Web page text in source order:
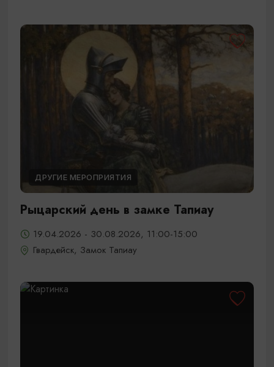
ДРУГИЕ МЕРОПРИЯТИЯ
Рыцарский день в замке Тапиау
19.04.2026 - 30.08.2026, 11:00-15:00
Гвардейск, Замок Тапиау